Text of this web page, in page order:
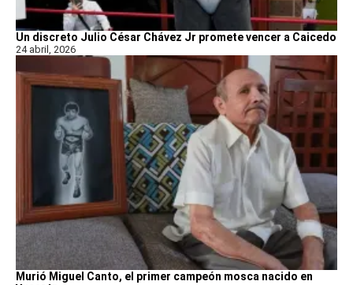
Un discreto Julio César Chávez Jr promete vencer a Caicedo
24 abril, 2026
Murió Miguel Canto, el primer campeón mosca nacido en